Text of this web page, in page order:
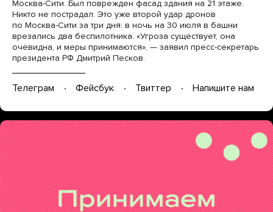
Москва-Сити. Был поврежден фасад здания на 21 этаже.
Никто не пострадал. Это уже второй удар дронов
по Москва-Сити за три дня: в ночь на 30 июля в башни
врезались два беспилотника. «Угроза существует, она
очевидна, и меры принимаются», — заявил пресс-секретарь
президента РФ Дмитрий Песков.
Телеграм Фейсбук Твиттер Напишите нам